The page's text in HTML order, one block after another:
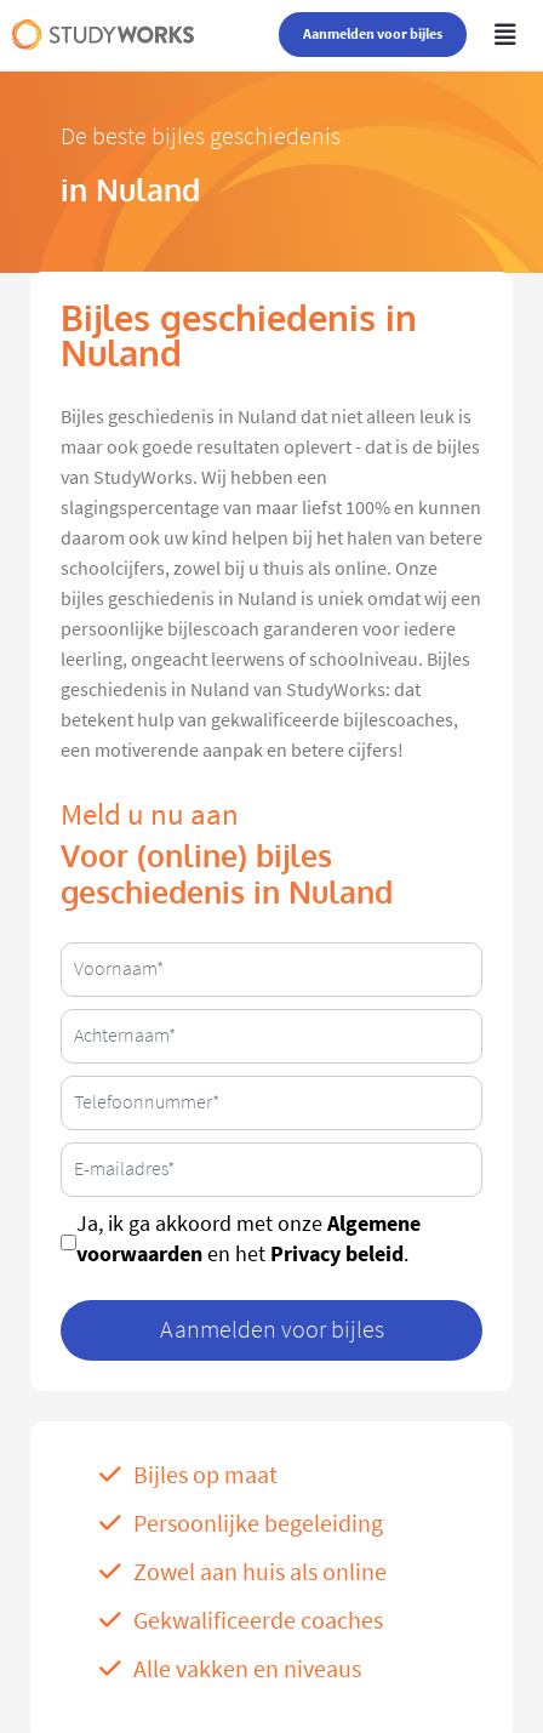
Aanmelden voor bijles
De beste bijles geschiedenis
in Nuland
Bijles geschiedenis in
Nuland
Bijles geschiedenis in Nuland dat niet alleen leuk is
maar ook goede resultaten oplevert - dat is de bijles
van StudyWorks. Wij hebben een
slagingspercentage van maar liefst 100% en kunnen
daarom ook uw kind helpen bij het halen van betere
schoolcijfers, zowel bij u thuis als online. Onze
bijles geschiedenis in Nuland is uniek omdat wij een
persoonlijke bijlescoach garanderen voor iedere
leerling, ongeacht leerwens of schoolniveau. Bijles
geschiedenis in Nuland van StudyWorks: dat
betekent hulp van gekwalificeerde bijlescoaches,
een motiverende aanpak en betere cijfers!
Meld u nu aan
Voor (online) bijles
geschiedenis in Nuland
Ja, ik ga akkoord met onzeAlgemene
voorwaardenen het Privacy beleid.
Aanmelden voor bijles
Bijles op maat
Persoonlijke begeleiding
Zowel aan huis als online
Gekwalificeerde coaches
Alle vakken en niveaus